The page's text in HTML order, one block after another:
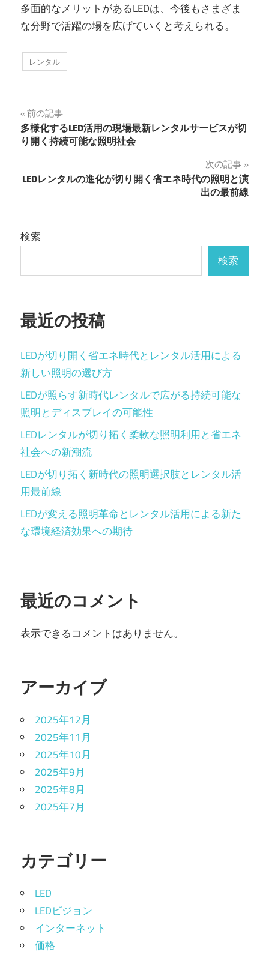
多面的なメリットがあるLEDは、今後もさまざま
な分野で活躍の場を広げていくと考えられる。
レンタル
投
稿
ビ
ー
ョ
前の記事
多様化するLED活用の現場最新レンタルサービスが切
り開く持続可能な照明社会
次の記事
LEDレンタルの進化が切り開く省エネ時代の照明と演
出の最前線
検索
検索
最近の投稿
LEDが切り開く省エネ時代とレンタル活用による
新しい照明の選び方
LEDが照らす新時代レンタルで広がる持続可能な
照明とディスプレイの可能性
LEDレンタルが切り拓く柔軟な照明利用と省エネ
社会への新潮流
LEDが切り拓く新時代の照明選択肢とレンタル活
用最前線
LEDが変える照明革命とレンタル活用による新た
な環境経済効果への期待
最近のコメント
表示できるコメントはありません。
アーカイブ
2025年12月
2025年11月
2025年10月
2025年9月
2025年8月
2025年7月
カテゴリー
LED
LEDビジョン
インターネット
価格